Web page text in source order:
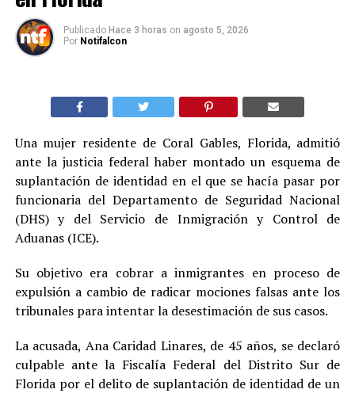
Publicado Hace 3 horas on agosto 5, 2026
Por Notifalcon
Una mujer residente de Coral Gables, Florida, admitió
ante la justicia federal haber montado un esquema de
suplantación de identidad en el que se hacía pasar por
funcionaria del Departamento de Seguridad Nacional
(DHS) y del Servicio de Inmigración y Control de
Aduanas (ICE).
Su objetivo era cobrar a inmigrantes en proceso de
expulsión a cambio de radicar mociones falsas ante los
tribunales para intentar la desestimación de sus casos.
La acusada, Ana Caridad Linares, de 45 años, se declaró
culpable ante la Fiscalía Federal del Distrito Sur de
Florida por el delito de suplantación de identidad de un